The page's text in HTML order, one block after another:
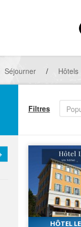
Séjourner / Hôtels
Filtres
HÔTEL